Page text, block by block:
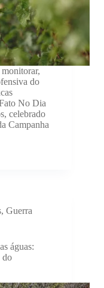
do
No Dia
celebrado
Campanha
, Guerra
águas:
do